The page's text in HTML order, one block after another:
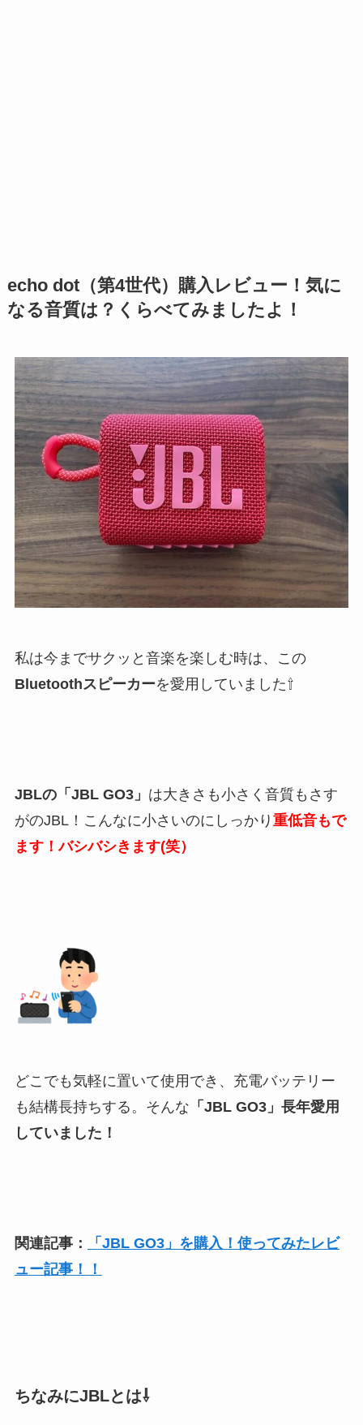
echo dot（第4世代）購入レビュー！気に
なる音質は？くらべてみましたよ！
私は今までサクッと音楽を楽しむ時は、この
Bluetoothスピーカーを愛用していました⇧
JBLの「JBL GO3」 は大きさも小さく音質もさす
がのJBL！こんなに小さいのにしっかり 重低音もで
ます！バシバシきます(笑）
どこでも気軽に置いて使用でき、充電バッテリー
も結構長持ちする。そんな 「JBL GO3」長年愛用
していました！
関連記事：
「JBL GO3」を購入！使ってみたレビ
ュー記事！！
ちなみにJBLとは⇩